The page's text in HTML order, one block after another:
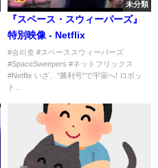
未分類
『スペース・スウィーパーズ』
特別映像 - Netflix
#승리호 #スペーススウィーパーズ
#SpaceSweepers #ネットフリックス
#Netflix いざ、"勝利号"で宇宙へ! ロボッ
ト...